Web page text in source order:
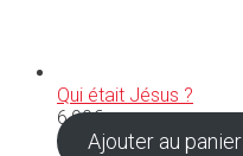
Qui était Jésus ?
6,90€
Ajouter au panier